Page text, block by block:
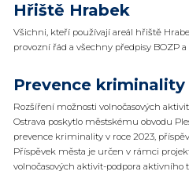
Hřiště Hrabek
Všichni, kteří používají areál hřiště
provozní řád a všechny předpisy BOZP a
Prevence kriminality
Rozšíření možnosti volnočasových
Ostrava poskytlo městskému obvodu
prevence kriminality v roce 2023,
Příspěvek města je určen v rámci
volnočasových aktivit-podpora aktivního